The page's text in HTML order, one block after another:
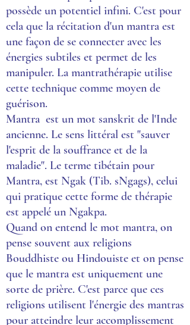
possède un potentiel infini. C'est pour
cela que la récitation d'un mantra est
une façon de se connecter avec les
énergies subtiles et permet de les
manipuler. La mantrathérapie utilise
cette technique comme moyen de
guérison.
Mantra est un mot sanskrit de l'Inde
ancienne. Le sens littéral est "sauver
l'esprit de la souffrance et de la
maladie". Le terme tibétain pour
Mantra, est Ngak (Tib. sNgags), celui
qui pratique cette forme de thérapie
est appelé un Ngakpa.
Quand on entend le mot mantra, on
pense souvent aux religions
Bouddhiste ou Hindouiste et on pense
que le mantra est uniquement une
sorte de prière. C'est parce que ces
religions utilisent l'énergie des mantras
pour atteindre leur accomplissement